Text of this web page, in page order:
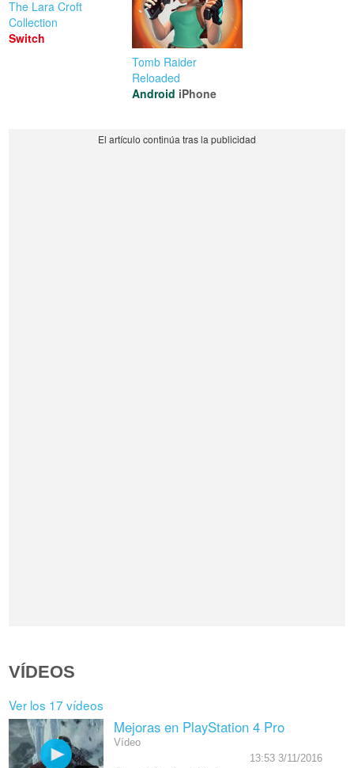
The Lara Croft
Collection
Switch
Tomb Raider
Reloaded
Android iPhone
VÍDEOS
Ver los 17 vídeos
Mejoras en PlayStation 4 Pro
Vídeo
13:53 3/11/2016